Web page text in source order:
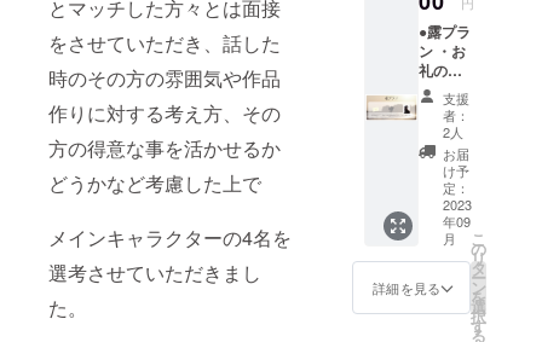
とマッチした方々とは面接
をさせていただき、話した
時のその方の雰囲気や作品
作りに対する考え方、その
方の得意な事を活かせるか
どうかなど考慮した上で
メインキャラクターの4名を
選考させていただきまし
た。
をご記
入くだ
さい。
第三者
を特定
する名
前や公
序良俗
に反す
るお名
前は掲
載いた
しかね
ますの
で、予
●露プラ
ン ・お
礼の
メール
・エン
ドロー
ルクレ
ジット
(小)
（ご支
援時、
必ず備
考欄に
ご希望
のお名
前
支援
者：
2人
お届
け予
定：
2023
年09
月
詳細を見る
こ
の
リ
タ
ー
ン
を
選
択
す
る